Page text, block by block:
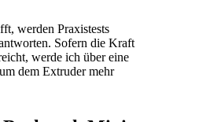
werden Praxistests
Sofern die Kraft
werde ich über eine
dem Extruder mehr